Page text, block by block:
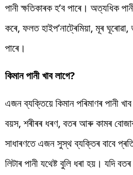
পানী ক্ষতিকাৰক হ’ব পাৰে। অত্যধিক
কৰে, ফলত হাইপ’নাট্ৰেমিয়া, মূৰ
পাৰে।
কিমান পানী খাব লাগে?
এজন ব্যক্তিয়ে কিমান পৰিমাণৰ পানী
বয়স, শৰীৰৰ ধৰণ, বতৰ আৰু কামৰ
সাধাৰণতে এজন সুস্থ ব্যক্তিৰ বাবে
লিটাৰ পানী যথেষ্ট বুলি ধৰা হয়। যদি